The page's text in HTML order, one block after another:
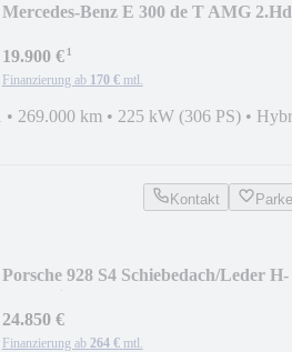
Mercedes-Benz E 300 de T AMG
19.900 €¹
Finanzierung ab 170 € mtl.
• 269.000 km • 225 kW (306 PS) •
Kontakt
Porsche 928 S4 Schiebedach/Leder H-
24.850 €
Finanzierung ab 264 € mtl.